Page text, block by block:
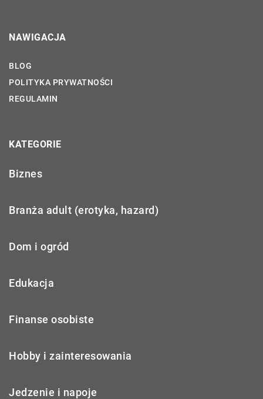
NAWIGACJA
BLOG
POLITYKA PRYWATNOŚCI
REGULAMIN
KATEGORIE
Biznes
Branża adult (erotyka, hazard)
Dom i ogród
Edukacja
Finanse osobiste
Hobby i zainteresowania
Jedzenie i napoje